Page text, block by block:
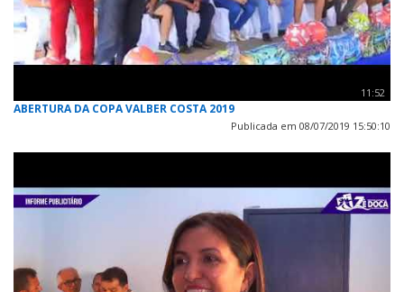
11:52
ABERTURA DA COPA VALBER COSTA 2019
Publicada em 08/07/2019 15:50:10